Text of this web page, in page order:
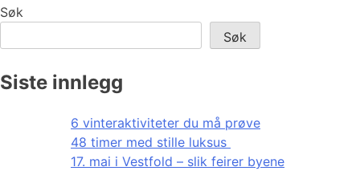
Søk
Søk
Siste innlegg
6 vinteraktiviteter du må prøve
48 timer med stille luksus
17. mai i Vestfold – slik feirer byene